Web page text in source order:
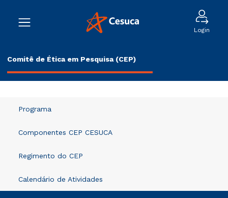
Login
Comitê de Ética em Pesquisa (CEP)
Programa
Componentes CEP CESUCA
Regimento do CEP
Calendário de Atividades